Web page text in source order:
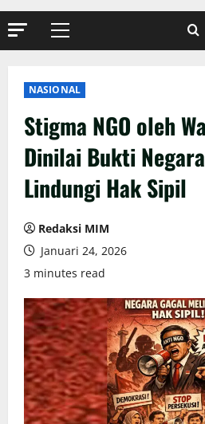
NASIONAL
Stigma NGO oleh
Dinilai Bukti
Lindungi Hak Sipil
Redaksi MIM
Januari 24, 2026
3 minutes read